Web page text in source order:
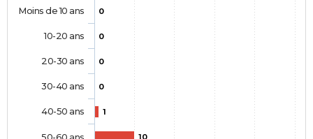
0
0
0
0
1
10
Moins de 10 ans
10-20 ans
20-30 ans
30-40 ans
40-50 ans